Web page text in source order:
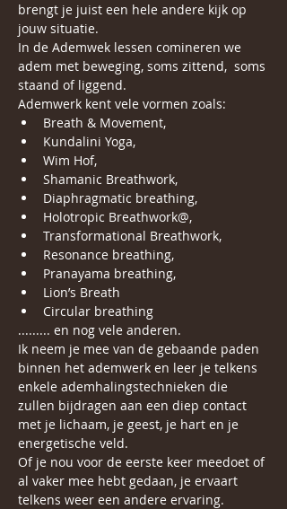
brengt je juist een hele andere kijk op
jouw situatie.
In de Ademwek lessen comineren we
adem met beweging, soms zittend,  soms
staand of liggend.
Ademwerk kent vele vormen zoals:
Breath & Movement,
Kundalini Yoga,
Wim Hof,
Shamanic Breathwork,
Diaphragmatic breathing,
Holotropic Breathwork@,
Transformational Breathwork,
Resonance breathing,
Pranayama breathing,
Lion’s Breath
Circular breathing
......... en nog vele anderen.
Ik neem je mee van de gebaande paden
binnen het ademwerk en leer je telkens
enkele ademhalingstechnieken die
zullen bijdragen aan een diep contact
met je lichaam, je geest, je hart en je
energetische veld.
Of je nou voor de eerste keer meedoet of
al vaker mee hebt gedaan, je ervaart
telkens weer een andere ervaring.